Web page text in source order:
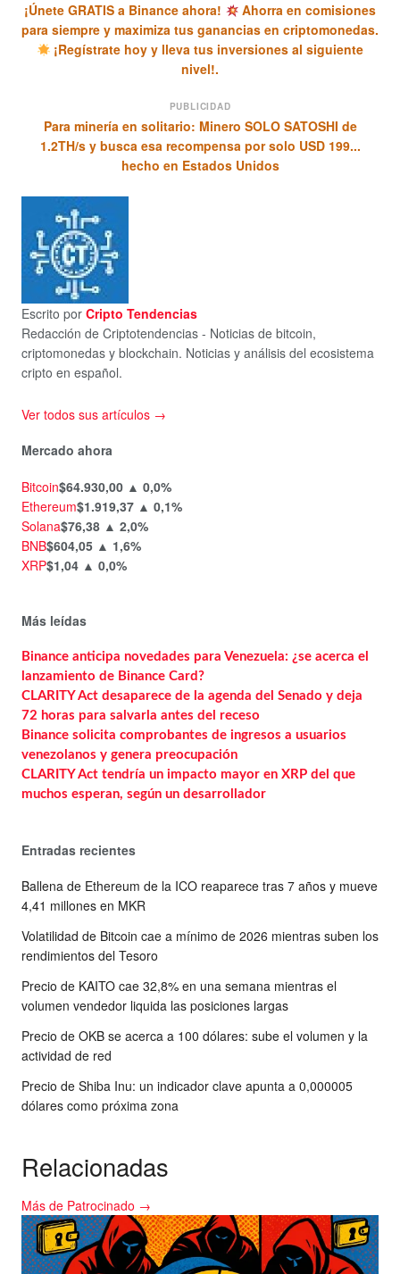
¡Únete GRATIS a Binance ahora!
Ahorra en comisiones
para siempre y maximiza tus ganancias en criptomonedas.
¡Regístrate hoy y lleva tus inversiones al siguiente
nivel!.
PUBLICIDAD
Para minería en solitario: Minero SOLO SATOSHI de
1.2TH/s y busca esa recompensa por solo USD 199...
hecho en Estados Unidos
Escrito por Cripto Tendencias
Redacción de Criptotendencias - Noticias de bitcoin,
criptomonedas y blockchain. Noticias y análisis del ecosistema
cripto en español.
Ver todos sus artículos →
Mercado ahora
Bitcoin$64.930,00 ▲ 0,0%
Ethereum$1.919,37 ▲ 0,1%
Solana$76,38 ▲ 2,0%
BNB$604,05 ▲ 1,6%
XRP$1,04 ▲ 0,0%
Más leídas
Binance anticipa novedades para Venezuela: ¿se acerca el
lanzamiento de Binance Card?
CLARITY Act desaparece de la agenda del Senado y deja
72 horas para salvarla antes del receso
Binance solicita comprobantes de ingresos a usuarios
venezolanos y genera preocupación
CLARITY Act tendría un impacto mayor en XRP del que
muchos esperan, según un desarrollador
Entradas recientes
Ballena de Ethereum de la ICO reaparece tras 7 años y mueve
4,41 millones en MKR
Volatilidad de Bitcoin cae a mínimo de 2026 mientras suben los
rendimientos del Tesoro
Precio de KAITO cae 32,8% en una semana mientras el
volumen vendedor liquida las posiciones largas
Precio de OKB se acerca a 100 dólares: sube el volumen y la
actividad de red
Precio de Shiba Inu: un indicador clave apunta a 0,000005
dólares como próxima zona
Relacionadas
Más de Patrocinado →